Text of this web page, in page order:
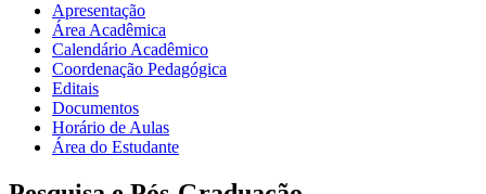
Apresentação
Área Acadêmica
Calendário Acadêmico
Coordenação Pedagógica
Editais
Documentos
Horário de Aulas
Área do Estudante